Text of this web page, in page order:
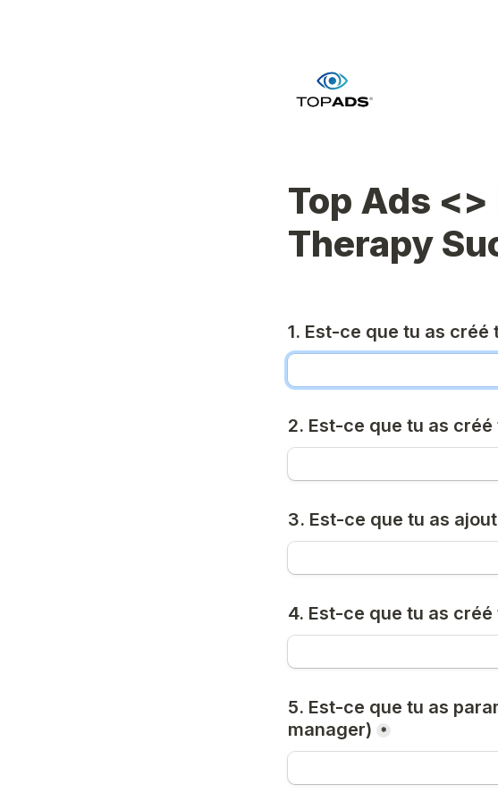
Top Ads
Therapy
1. Est-ce que tu as
2. Est-ce que tu as
3. Est-ce que tu as
4. Est-ce que tu as
5. Est-ce que tu as
manager)
*